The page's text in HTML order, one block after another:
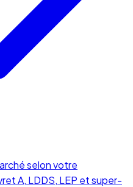
selon votre
A, LDDS, LEP et super-